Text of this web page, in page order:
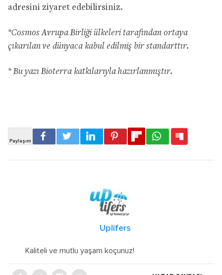
adresini ziyaret edebilirsiniz.
*Cosmos Avrupa Birliği ülkeleri tarafından ortaya
çıkarılan ve dünyaca kabul edilmiş bir standarttır.
* Bu yazı Bioterra katkılarıyla hazırlanmıştır.
Uplifers
Kaliteli ve mutlu yaşam koçunuz!